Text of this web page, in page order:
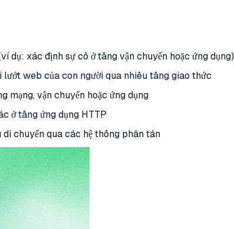
xác định sự cố ở tầng vận chuyển hoặc ứng dụng)
web của con người qua nhiều tầng giao thức
mạng, vận chuyển hoặc ứng dụng
ở tầng ứng dụng HTTP
chuyển qua các hệ thống phân tán